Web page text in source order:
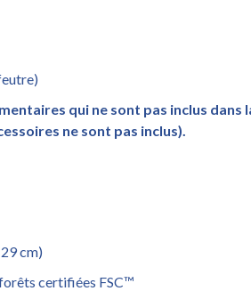
qui ne sont pas inclus dans
ne sont pas inclus).
cm)
certifiées FSC™